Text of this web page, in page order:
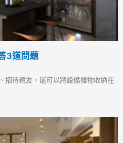
3道問題
招待親友，還可以將設備雜物收納在